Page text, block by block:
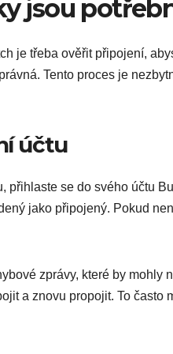
jsou
je třeba ověřit připojení,
Tento proces je
účtu
přihlaste se do svého účtu
jako připojený. Pokud
zprávy, které by mohly
a znovu propojit. To